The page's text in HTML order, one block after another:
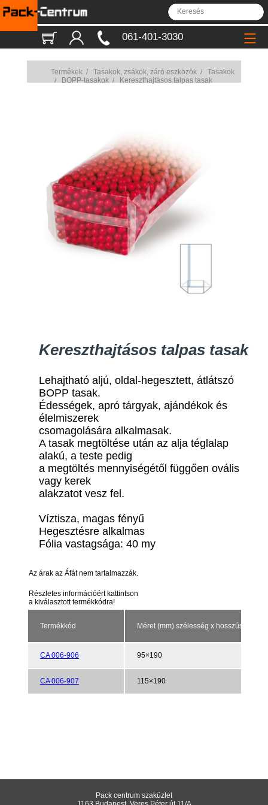
061-401-3030
Termékek/ Tasakok, zsákok, záró eszközök/ Tasakok
/
BOPP-tasakok/ Kereszthajtásos talpas tasak
Kereszthajtásos talpas tasak
Lehajtható aljú, oldal-hegesztett, átlátszó
BOPP tasak.
Édességek, apró tárgyak, ajándékok és
élelmiszerek
csomagolására alkalmasak.
A tasak megtöltése után az alja téglalap
alakú, a teste pedig
a megtöltés mennyiségétől függően ovális
vagy kerek
alakzatot vesz fel.
Víztisza, magas fényű
Hegesztésre alkalmas
Fólia vastagsága: 40 my
Az árak az Áfát nem tartalmazzák.
Részletes információért kattintson
a kiválasztott termékkódra!
Termékkód Méret (mm) szélesség x hosszúság
CA 006-906 95×190
CA 006-907 115×190
Pack centrum szaküzlet